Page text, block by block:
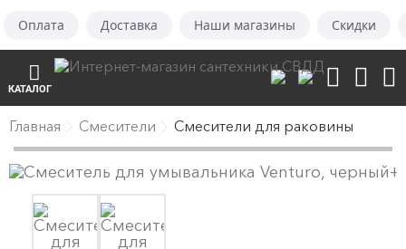
Оплата Доставка Наши магазины Скидки
КАТАЛОГ
Главная Смесители Смесители для раковины